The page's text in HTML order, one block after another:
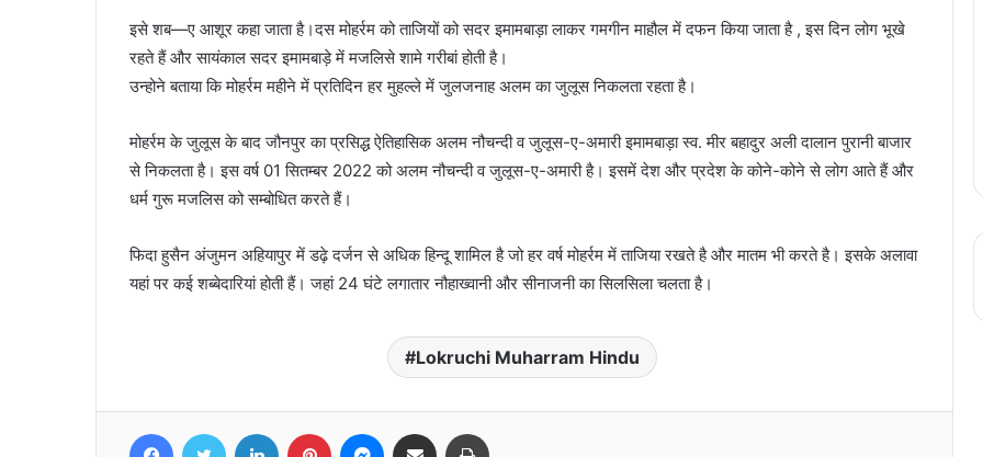
इसे शब—ए आशूर कहा जाता है।दस मोहर्रम को ताजियों को सदर इमामबाड़ा लाकर गमगीन माहौल में दफन किया जाता है , इस दिन लोग भूखे
रहते हैं और सायंकाल सदर इमामबाड़े में मजलिसे शामे गरीबां होती है।
उन्होने बताया कि मोहर्रम महीने में प्रतिदिन हर मुहल्ले में जुलजनाह अलम का जुलूस निकलता रहता है।
मोहर्रम के जुलूस के बाद जौनपुर का प्रसिद्ध ऐतिहासिक अलम नौचन्दी व जुलूस-ए-अमारी इमामबाड़ा स्व. मीर बहादुर अली दालान पुरानी बाजार
से निकलता है। इस वर्ष 01 सितम्बर 2022 को अलम नौचन्दी व जुलूस-ए-अमारी है। इसमें देश और प्रदेश के कोने-कोने से लोग आते हैं और
धर्म गुरू मजलिस को सम्बोधित करते हैं।
फिदा हुसैन अंजुमन अहियापुर में डढ़े दर्जन से अधिक हिन्दू शामिल है जो हर वर्ष मोहर्रम में ताजिया रखते है और मातम भी करते है। इसके अलावा
यहां पर कई शब्बेदारियां होती हैं। जहां 24 घंटे लगातार नौहाख्वानी और सीनाजनी का सिलसिला चलता है।
Lokruchi Muharram Hindu
FacebookTwitter LinkedIn Pinterest Messenger
Share via Email